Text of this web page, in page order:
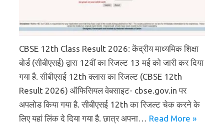
CBSE 12th Class Result 2026: केंद्रीय माध्यमिक शिक्षा
बोर्ड (सीबीएसई) द्वारा 12वीं का रिजल्ट 13 मई को जारी कर दिया
गया है. सीबीएसई 12th क्लास का रिजल्ट (CBSE 12th
Result 2026) ऑफिसियल वेबसाइट- cbse.gov.in पर
अपलोड किया गया है. सीबीएसई 12th का रिजल्ट चेक करने के
लिए यहां लिंक दे दिया गया है. छात्र अपना… Read More »